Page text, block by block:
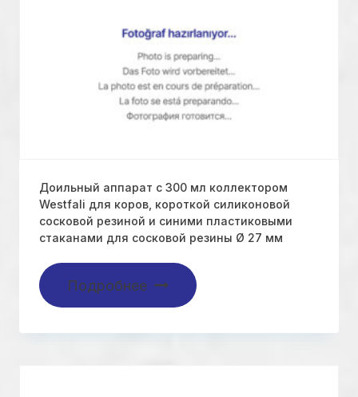
Доильный аппарат с 300 мл коллектором
Westfali для коров, короткой силиконовой
сосковой резиной и синими пластиковыми
стаканами для сосковой резины Ø 27 мм
Подробнее